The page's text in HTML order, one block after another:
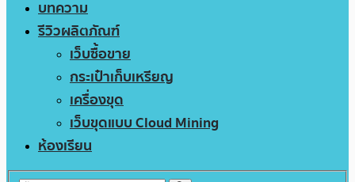
บทความ
รีวิวผลิตภัณฑ์
เว็บซื้อขาย
กระเป๋าเก็บเหรียญ
เครื่องขุด
เว็บขุดแบบ Cloud Mining
ห้องเรียน